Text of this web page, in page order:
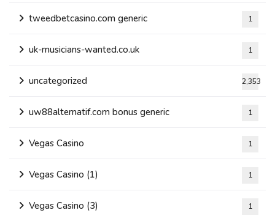
tweedbetcasino.com generic 1
uk-musicians-wanted.co.uk 1
uncategorized 2,353
uw88alternatif.com bonus generic 1
Vegas Casino 1
Vegas Casino (1) 1
Vegas Casino (3) 1